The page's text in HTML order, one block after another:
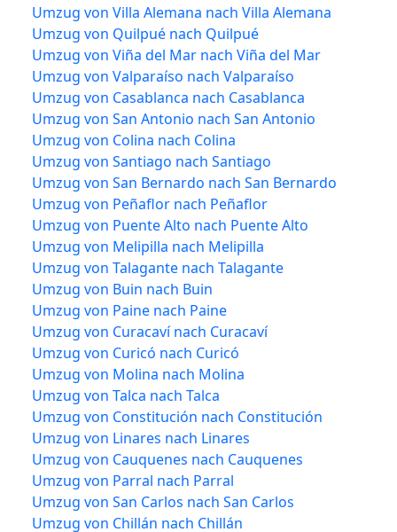
Umzug von Villa Alemana nach Villa Alemana
Umzug von Quilpué nach Quilpué
Umzug von Viña del Mar nach Viña del Mar
Umzug von Valparaíso nach Valparaíso
Umzug von Casablanca nach Casablanca
Umzug von San Antonio nach San Antonio
Umzug von Colina nach Colina
Umzug von Santiago nach Santiago
Umzug von San Bernardo nach San Bernardo
Umzug von Peñaflor nach Peñaflor
Umzug von Puente Alto nach Puente Alto
Umzug von Melipilla nach Melipilla
Umzug von Talagante nach Talagante
Umzug von Buin nach Buin
Umzug von Paine nach Paine
Umzug von Curacaví nach Curacaví
Umzug von Curicó nach Curicó
Umzug von Molina nach Molina
Umzug von Talca nach Talca
Umzug von Constitución nach Constitución
Umzug von Linares nach Linares
Umzug von Cauquenes nach Cauquenes
Umzug von Parral nach Parral
Umzug von San Carlos nach San Carlos
Umzug von Chillán nach Chillán